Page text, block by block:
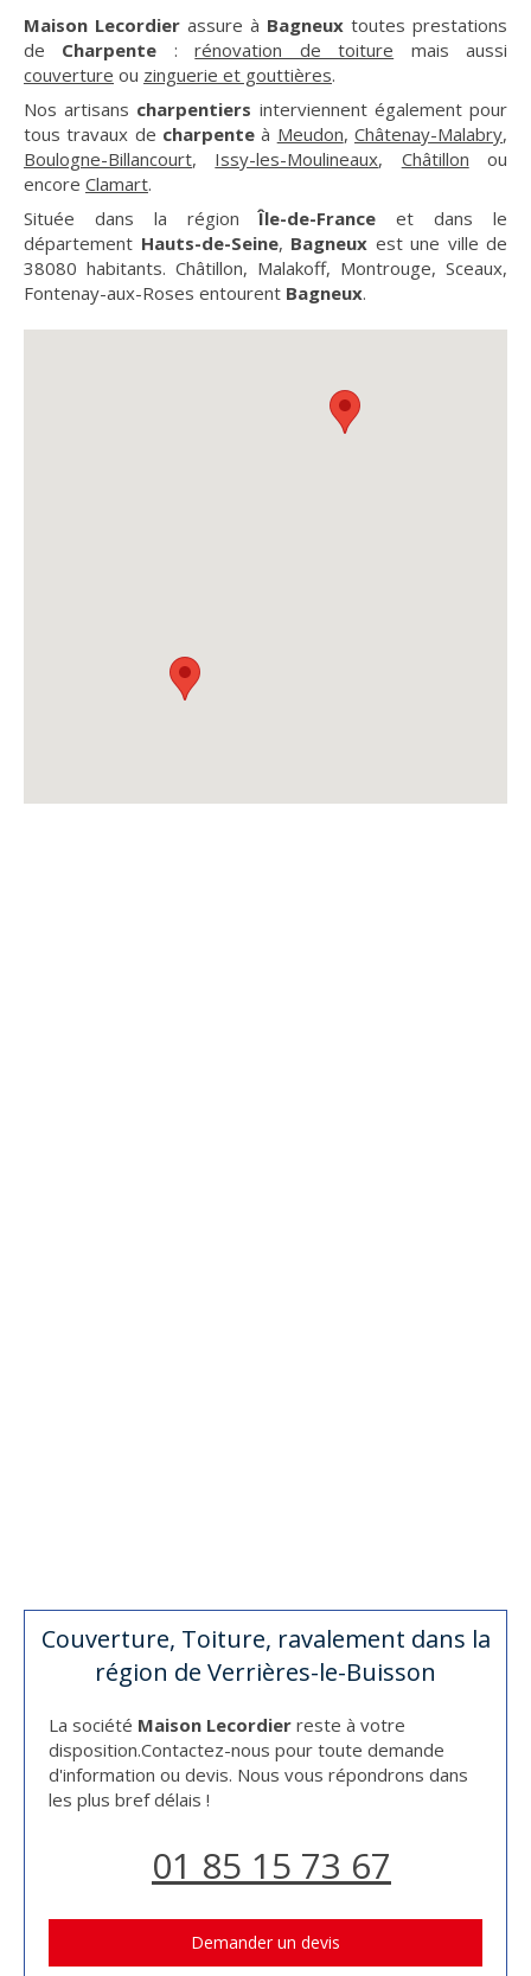
Maison Lecordier assure à Bagneux toutes prestations
de Charpente :rénovation de toiture mais aussi
couverture ou zinguerie et gouttières.
Nos artisans charpentiers interviennent également pour
tous travaux de charpente à Meudon,Châtenay-Malabry,
Boulogne-Billancourt, Issy-les-Moulineaux, Châtillon ou
encore Clamart.
Située dans la régionÎle-de-France et dans le
département Hauts-de-Seine, Bagneux est une ville de
38080 habitants. Châtillon, Malakoff, Montrouge, Sceaux,
Fontenay-aux-Roses entourent Bagneux.
Couverture, Toiture, ravalement dans la
région de Verrières-le-Buisson
La société Maison Lecordier reste à votre
disposition.Contactez-nous pour toute demande
d'information ou devis. Nous vous répondrons dans
les plus bref délais !
01 85 15 73 67
Demander un devis